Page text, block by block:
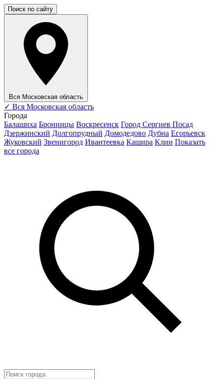
Поиск по сайту
Вся Московская область
✓ Вся Московская область
Города
Балашиха Бронницы Воскресенск Город Сергиев Посад
Дзержинский Долгопрудный Домодедово Дубна Егорьевск
Жуковский Звенигород Ивантеевка Кашира Клин Показать
все города